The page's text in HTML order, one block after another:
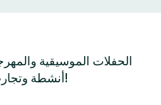
الحفلات الموسيقية
أنشطة وتجارب تزداد متعة مع شخص جديد!